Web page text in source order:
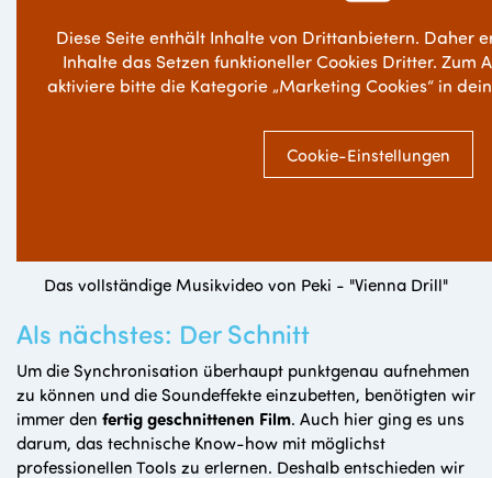
Diese Seite enthält Inhalte von Drittanbietern. Daher
Inhalte das Setzen funktioneller Cookies Dritter. Zum
aktiviere bitte die Kategorie „Marketing Cookies“ in
Cookie-Einstellungen
Das vollständige Musikvideo von Peki - "Vienna Drill"
Als nächstes: Der Schnitt
Um die Synchronisation überhaupt punktgenau aufnehmen
zu können und die Soundeffekte einzubetten, benötigten wir
immer den fertig geschnittenen Film. Auch hier ging es uns
darum, das technische Know-how mit möglichst
professionellen Tools zu erlernen. Deshalb entschieden wir